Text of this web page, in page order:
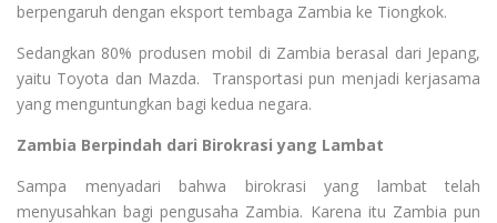
berpengaruh dengan eksport tembaga Zambia ke Tiongkok.
Sedangkan 80% produsen mobil di Zambia berasal dari Jepang,
yaitu Toyota dan Mazda. Transportasi pun menjadi kerjasama
yang menguntungkan bagi kedua negara.
Zambia Berpindah dari Birokrasi yang Lambat
Sampa menyadari bahwa birokrasi yang lambat telah
menyusahkan bagi pengusaha Zambia. Karena itu Zambia pun